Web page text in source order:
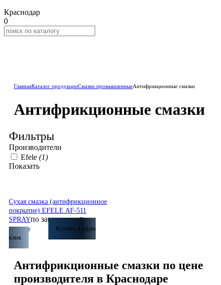
Краснодар
0
ГлавнаяКаталог продукцииСмазки промышленныеАнтифрикционные смазки
Антифрикционные смазки
Фильтры
Производители
Efele (1)
Показать
Сухая смазка (антифрикционное
покрытие) EFELE AF-511
SPRAYпо запросу
В
корзину
Купить в один
клик
Антифрикционные смазки по цене
производителя в Краснодаре